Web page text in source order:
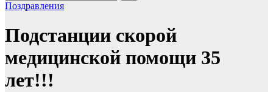
Поздравления
Подстанции скорой
медицинской помощи 35
лет!!!